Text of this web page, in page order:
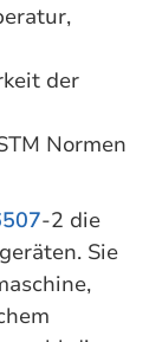
der
Normen
-2 die
Sie